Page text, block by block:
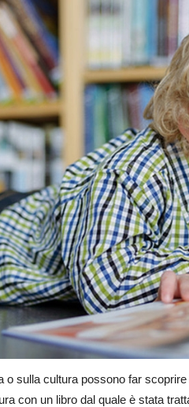
o sulla cultura possono far
con un libro dal quale è stata